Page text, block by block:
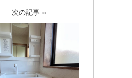
次の記事 »